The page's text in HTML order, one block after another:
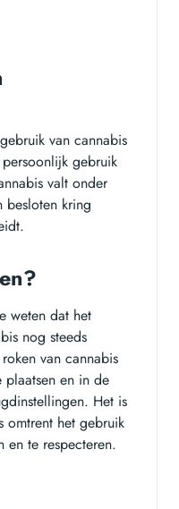
van cannabis
gebruik
valt onder
besloten kring
weten dat het
nog steeds
van cannabis
plaatsen en in de
Het is
omtrent het gebruik
en te respecteren.